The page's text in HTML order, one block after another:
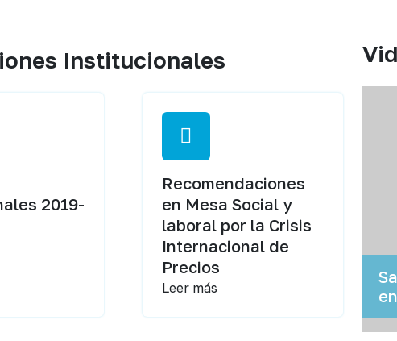
Institucionales
2019-
Recomendaciones
en Mesa Social y
laboral por la Crisis
Internacional de
Precios
Leer más